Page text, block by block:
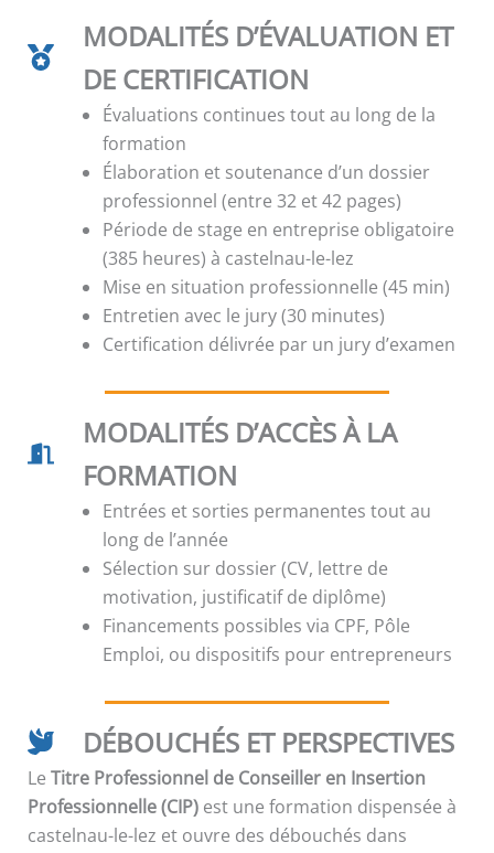
MODALITÉS D’ÉVALUATION ET
DE CERTIFICATION
Évaluations continues tout au long de la
formation
Élaboration et soutenance d’un dossier
professionnel (entre 32 et 42 pages)
Période de stage en entreprise obligatoire
(385 heures) à castelnau-le-lez
Mise en situation professionnelle (45 min)
Entretien avec le jury (30 minutes)
Certification délivrée par un jury d’examen
MODALITÉS D’ACCÈS À LA
FORMATION
Entrées et sorties permanentes tout au
long de l’année
Sélection sur dossier (CV, lettre de
motivation, justificatif de diplôme)
Financements possibles via CPF, Pôle
Emploi, ou dispositifs pour entrepreneurs
DÉBOUCHÉS ET PERSPECTIVES
Le Titre Professionnel de Conseiller en Insertion
Professionnelle (CIP) est une formation dispensée à
castelnau-le-lez et ouvre des débouchés dans